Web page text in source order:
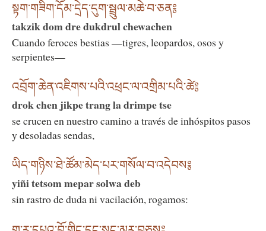
སྟག་གཟིག་དོམ་དྲེད་དུག་སྦྲུལ་མཆེ་བ་ཅན༔
takzik dom dre dukdrul chewachen
Cuando feroces bestias —tigres, leopardos, osos y
serpientes—
འབྲོག་ཆེན་འཇིགས་པའི་འཕྲང་ལ་འགྲིམ་པའི་ཚེ༔
drok chen jikpe trang la drimpe tse
se crucen en nuestro camino a través de inhóspitos pasos
y desoladas sendas,
ཡིད་གཉིས་ཐེ་ཚོམ་མེད་པར་གསོལ་བ་འདེབས༔
yiñi tetsom mepar solwa deb
sin rastro de duda ni vacilación, rogamos: